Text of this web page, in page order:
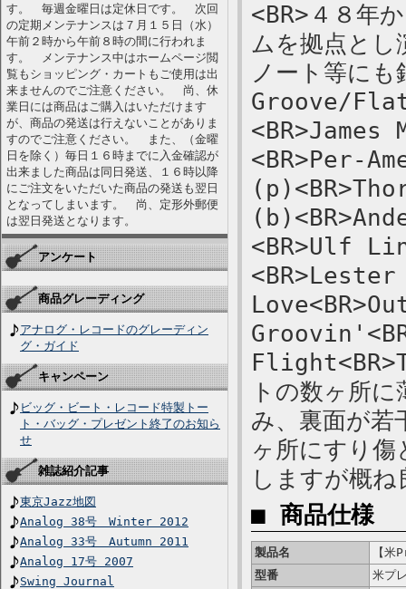
す。 毎週金曜日は定休日です。 次回
の定期メンテナンスは７月１５日（水）
午前２時から午前８時の間に行われま
す。 メンテナンス中はホームページ閲
覧もショッピング・カートもご使用は出
来ませんのでご注意ください。 尚、休
業日には商品はご購入はいただけます
が、商品の発送は行えないことがありま
すのでご注意ください。 また、（金曜
日を除く）毎日１６時までに入金確認が
出来ました商品は同日発送、１６時以降
にご注文をいただいた商品の発送も翌日
となってしまいます。 尚、定形外郵便
は翌日発送となります。
アンケート
商品グレーディング
アナログ・レコードのグレーディン
グ・ガイド
キャンペーン
ビッグ・ビート・レコード特製トー
ト・バッグ・プレゼント終了のお知ら
せ
雑誌紹介記事
東京Jazz地図
Analog 38号 Winter 2012
Analog 33号 Autumn 2011
Analog 17号 2007
Swing Journal
<BR>４８年
ムを拠点とし
ノート等にも
Groove/
<BR>Per-
<BR>Ulf
トの数ヶ所
み、裏面が若
ヶ所にすり
しますが概ね
■ 商品仕様
製品名
【
型番
米プ